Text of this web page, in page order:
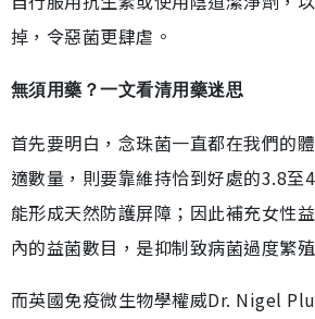
掉，令惡菌更肆虐。
無須用藥？一文看清用藥迷思
首先要明白，念珠菌一直都在我們的
適數量，則要靠維持恰到好處的3.8至
能形成天然防護屏障；因此補充女性
內的益菌數目，是抑制致病菌過度繁
而英國免疫微生物學權威Dr. Nigel